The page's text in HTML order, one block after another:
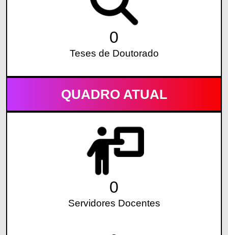
0
Teses de Doutorado
QUADRO ATUAL
0
Servidores Docentes